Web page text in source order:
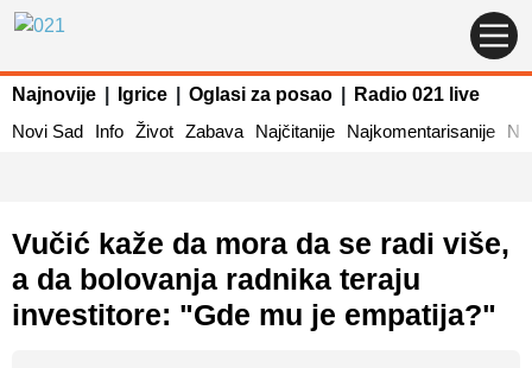
Najnovije Igrice Oglasi za posao
Radio 021 live
Novi Sad
Info Život Zabava Najčitanije Najkomentarisanije
Vučić kaže da mora da se radi više,
a da bolovanja radnika teraju
investitore: "Gde mu je empatija?"